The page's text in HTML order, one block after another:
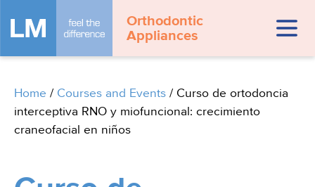
Orthodontic
Appliances
Home / Courses and Events / Curso de ortodoncia
interceptiva RNO y miofuncional: crecimiento
craneofacial en niños